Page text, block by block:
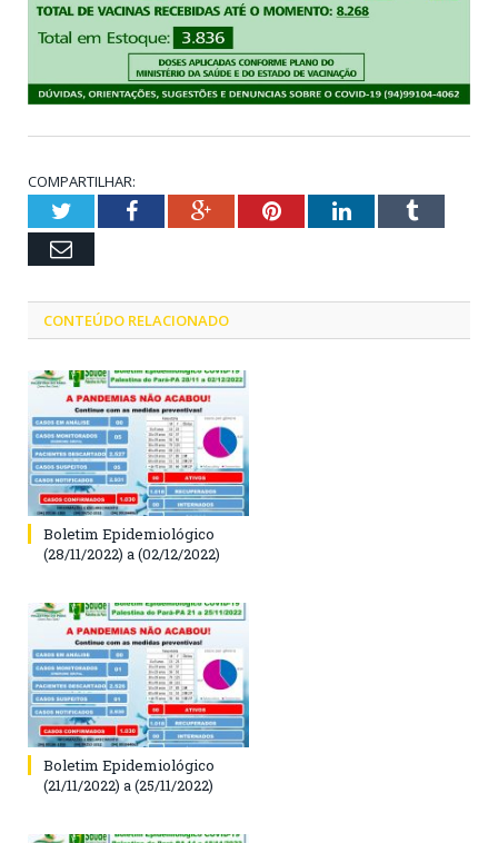
COMPARTILHAR:
TwitterFacebookGoogle+PinterestLinkedInTumblr
Email
CONTEÚDO RELACIONADO
Boletim Epidemiológico
(28/11/2022) a (02/12/2022)
Boletim Epidemiológico
(21/11/2022) a (25/11/2022)